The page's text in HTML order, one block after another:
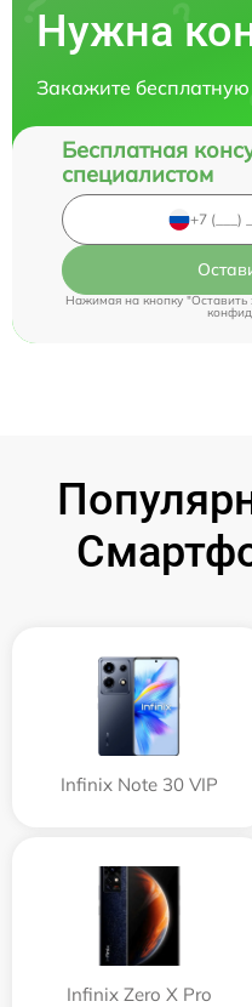
Нужна
Закажите
Бесплатная
специалистом
Нажимая на кнопку
Infinix Note 30 VIP
Infinix Zero X Pro